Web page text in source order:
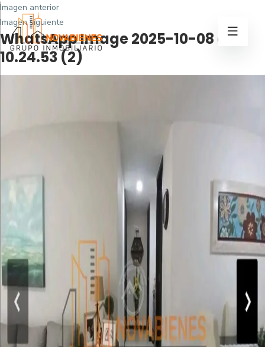
Imagen anterior
Imagen siguiente
WhatsApp Image 2025-10-08 at
10.24.53 (2)